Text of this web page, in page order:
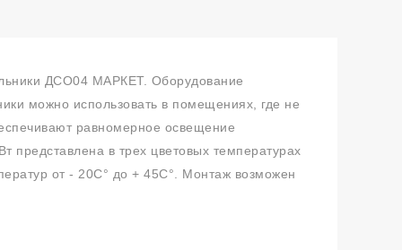
ДСО04 МАРКЕТ. Оборудование
можно использовать в помещениях, где не
равномерное освещение
представлена в трех цветовых температурах
от - 20С° до + 45С°. Монтаж возможен